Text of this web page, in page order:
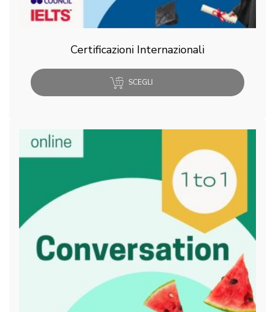
Certificazioni Internazionali
SCEGLI